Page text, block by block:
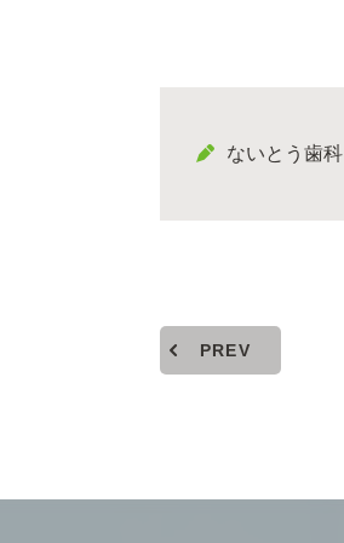
ないとう歯科
PREV